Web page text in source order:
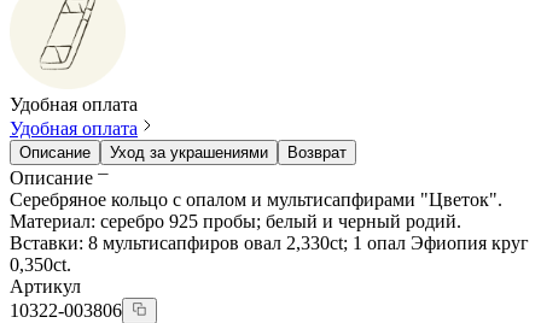
Удобная оплата
Удобная оплата
Описание Уход за украшениями Возврат
Описание
Серебряное кольцо с опалом и мультисапфирами "Цветок".
Материал: серебро 925 пробы; белый и черный родий.
Вставки: 8 мультисапфиров овал 2,330ct; 1 опал Эфиопия круг
0,350ct.
Артикул
10322-003806